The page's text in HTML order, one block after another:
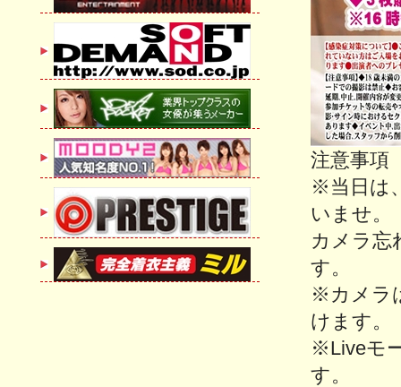
注意事項
※当日は
いませ。
カメラ忘
す。
※カメラ
けます。
※Liveモ
す。